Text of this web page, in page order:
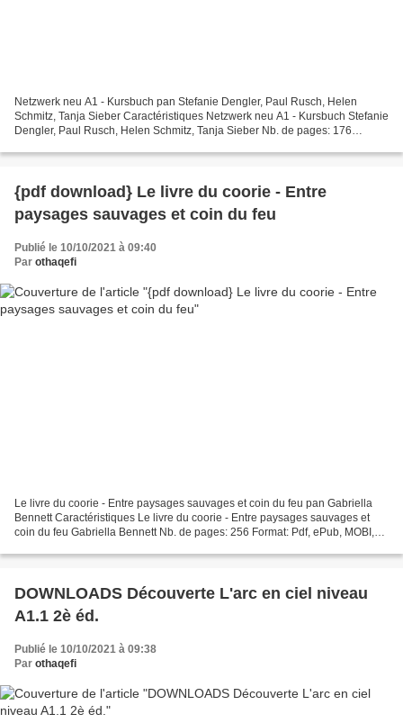
Netzwerk neu A1 - Kursbuch pan Stefanie Dengler, Paul Rusch, Helen
Schmitz, Tanja Sieber Caractéristiques Netzwerk neu A1 - Kursbuch Stefanie
Dengler, Paul Rusch, Helen Schmitz, Tanja Sieber Nb. de pages: 176
{pdf download} Le livre du coorie - Entre
paysages sauvages et coin du feu
Publié le 10/10/2021 à 09:40
Par othaqefi
Le livre du coorie - Entre paysages sauvages et coin du feu pan Gabriella
Bennett Caractéristiques Le livre du coorie - Entre paysages sauvages et
coin du feu Gabriella Bennett Nb. de pages: 256 Format: Pdf, ePub, MOBI,
DOWNLOADS Découverte L'arc en ciel niveau
A1.1 2è éd.
Publié le 10/10/2021 à 09:38
Par othaqefi